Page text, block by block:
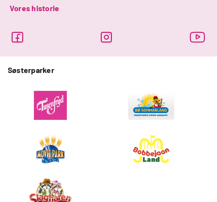
Vores historie
Søsterparker